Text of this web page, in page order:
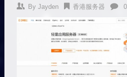
By Jayden 香港服务器